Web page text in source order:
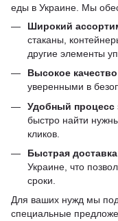
еды в Украине. Мы
Широкий
стаканы,
другие элементы
Высокое качество
уверенными в
Удобный процесс
быстро найти
кликов.
Быстрая доставка
Украине, что
сроки.
Для ваших нужд мы
специальные